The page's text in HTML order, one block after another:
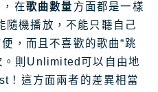
在歌曲數量 方面都是一樣
機播放，不能只聽自己
，而且不喜歡的歌曲“跳
則Unlimited可以自由地
！這方面兩者的差異相當